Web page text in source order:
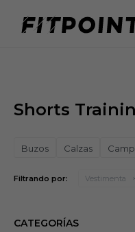
Shorts
Buzos Calzas
Filtrando por: Vestimenta
CATEGORÍAS